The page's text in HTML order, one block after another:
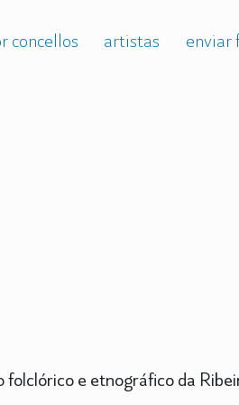
concellos artistas enviar
e etnográfico da